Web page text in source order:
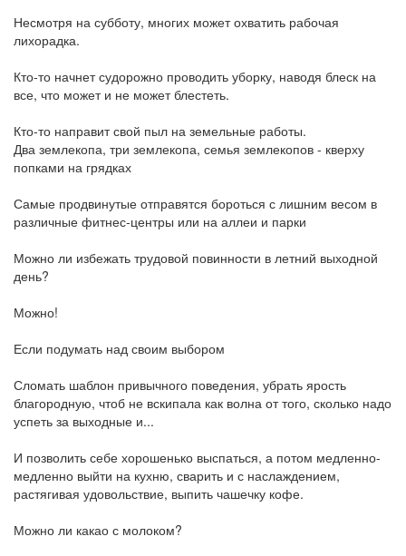
Несмотря на субботу, многих может охватить рабочая
лихорадка.
Кто-то начнет судорожно проводить уборку, наводя блеск на
все, что может и не может блестеть.
Кто-то направит свой пыл на земельные работы.
Два землекопа, три землекопа, семья землекопов - кверху
попками на грядках
Самые продвинутые отправятся бороться с лишним весом в
различные фитнес-центры или на аллеи и парки
Можно ли избежать трудовой повинности в летний выходной
день?
Можно!
Если подумать над своим выбором
Сломать шаблон привычного поведения, убрать ярость
благородную, чтоб не вскипала как волна от того, сколько надо
успеть за выходные и...
И позволить себе хорошенько выспаться, а потом медленно-
медленно выйти на кухню, сварить и с наслаждением,
растягивая удовольствие, выпить чашечку кофе.
Можно ли какао с молоком?